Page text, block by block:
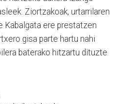
Ziortzakoak, urtarrilaren
Kabalgata ere prestatzen
gisa parte hartu nahi
baterako hitzartu dituzte